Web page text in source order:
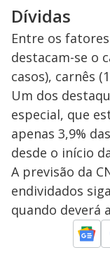
Dívidas
Entre os
destacam-se o
casos), carnês
Um dos
especial, que
apenas 3,9%
desde o início
A previsão da
endividados
quando deverá